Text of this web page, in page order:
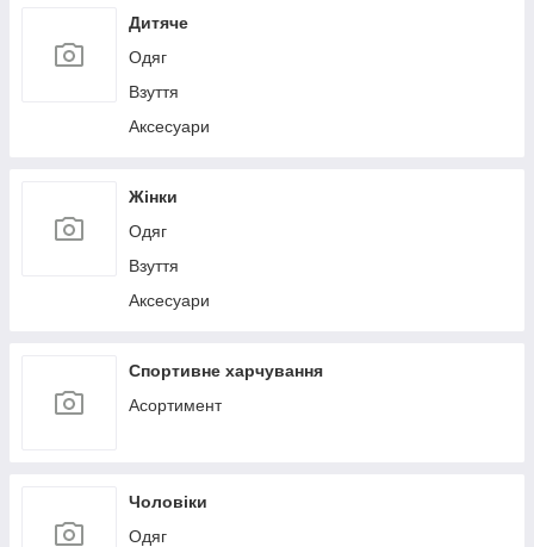
Дитяче
Одяг
Взуття
Аксесуари
Жінки
Одяг
Взуття
Аксесуари
Спортивне харчування
Асортимент
Чоловіки
Одяг